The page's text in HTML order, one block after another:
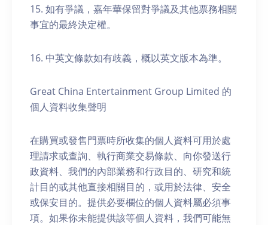
15. 如有爭議，嘉年華保留對爭議及其他票務相關
事宜的最終決定權。
16. 中英文條款如有歧義，概以英文版本為準。
Great China Entertainment Group Limited 的
個人資料收集聲明
在購買或發售門票時所收集的個人資料可用於處
理請求或查詢、執行商業交易條款、向你發送行
政資料、我們的內部業務和行政目的、研究和統
計目的或其他直接相關目的，或用於法律、安全
或保安目的。提供必要欄位的個人資料屬必須事
項。如果你未能提供該等個人資料，我們可能無